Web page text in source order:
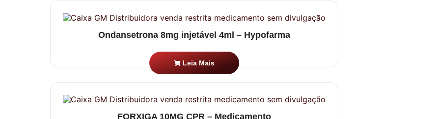
Ondansetrona 8mg injetável 4ml – Hypofarma
Leia Mais
FORXIGA 10MG CPR – Medicamento